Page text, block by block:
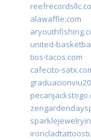
alawaffle.com
united-
tios-tacos.com
cafecito-